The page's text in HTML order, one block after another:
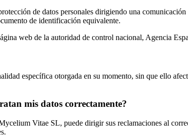
de datos personales dirigiendo una
de identificación equivalente.
web de la autoridad de control nacional, Agencia
específica otorgada en su momento, sin que ello
mis datos correctamente?
Vitae SL, puede dirigir sus reclamaciones al